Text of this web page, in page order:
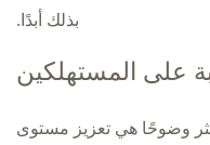
بذلك أبدًا.
على المستهلكين
وضوحًا هي تعزيز مستوى